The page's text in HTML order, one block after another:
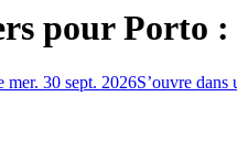
pour Porto
30 sept. 2026S’ouvre dans